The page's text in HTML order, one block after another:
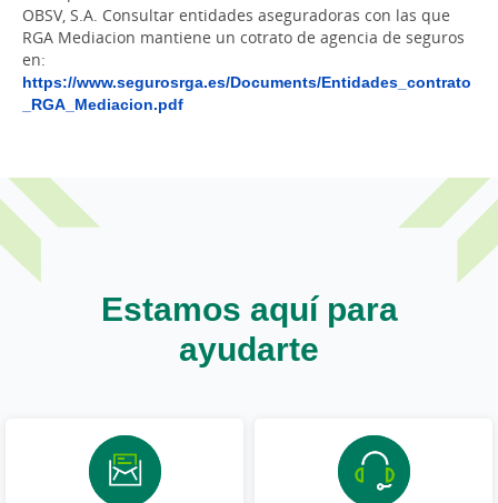
OBSV, S.A. Consultar entidades aseguradoras con las que
RGA Mediacion mantiene un cotrato de agencia de seguros
en:
https://www.segurosrga.es/Documents/Entidades_contrato
_RGA_Mediacion.pdf
Estamos aquí para
ayudarte